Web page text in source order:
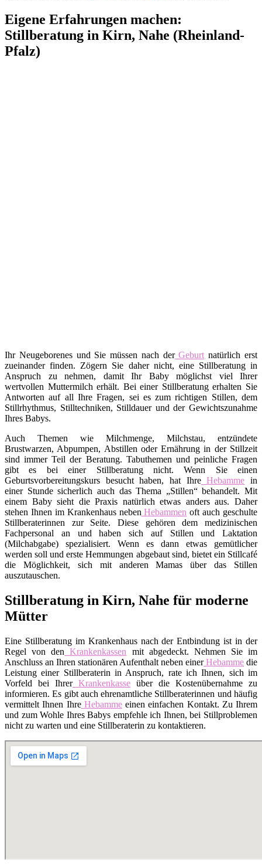
Eigene Erfahrungen machen:
Stillberatung in Kirn, Nahe (Rheinland-
Pfalz)
Ihr Neugeborenes und Sie müssen nach derGeburt natürlich erst
zueinander finden. Zögern Sie daher nicht, eine Stillberatung in
Anspruch zu nehmen, damit Ihr Baby möglichst viel Ihrer
wertvollen Muttermilch erhält. Bei einer Stillberatung erhalten Sie
Antworten auf all Ihre Fragen, sei es zum richtigen Stillen, dem
Stillrhythmus, Stilltechniken, Stilldauer und der Gewichtszunahme
Ihres Babys.
Auch Themen wie Milchmenge, Milchstau, entzündete
Brustwarzen, Abpumpen, Abstillen oder Ernährung in der Stillzeit
sind immer Teil der Beratung. Tabuthemen und peinliche Fragen
gibt es bei einer Stillberatung nicht. Wenn Sie einen
Geburtsvorbereitungskurs besucht haben, hat IhreHebamme in
einer Stunde sicherlich auch das Thema „Stillen“ behandelt. Mit
einem Baby sieht die Praxis natürlich etwas anders aus. Daher
stehen Ihnen im Krankenhaus neben Hebammen oft auch geschulte
Stillberaterinnen zur Seite. Diese gehören dem medizinischen
Fachpersonal an und haben sich auf Stillen und Laktation
(Milchabgabe) spezialisiert. Wenn es dann etwas gemütlicher
werden soll und erste Hemmungen abgebaut sind, bietet ein Stillcafé
die Möglichkeit, sich mit anderen Mamas über das Stillen
auszutauschen.
Stillberatung in Kirn, Nahe für moderne
Mütter
Eine Stillberatung im Krankenhaus nach der Entbindung ist in der
Regel von den Krankenkassen mit abgedeckt. Nehmen Sie im
Anschluss an Ihren stationären Aufenthalt neben einerHebamme die
Leistung einer Stillberaterin in Anspruch, rate ich Ihnen, sich im
Vorfeld bei IhrerKrankenkasse über die Kostenübernahme zu
informieren. Es gibt auch ehrenamtliche Stillberaterinnen und häufig
vermittelt Ihnen IhreHebammeeinen einfachen Kontakt. Zu Ihrem
und zum Wohle Ihres Babys empfehle ich Ihnen, bei Stillproblemen
nicht zu warten und eine Stillberaterin zu kontaktieren.